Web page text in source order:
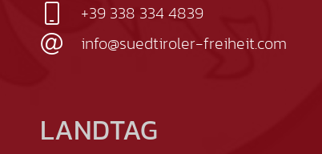
+39 338 334 4839
info@suedtiroler-freiheit.com
LANDTAG